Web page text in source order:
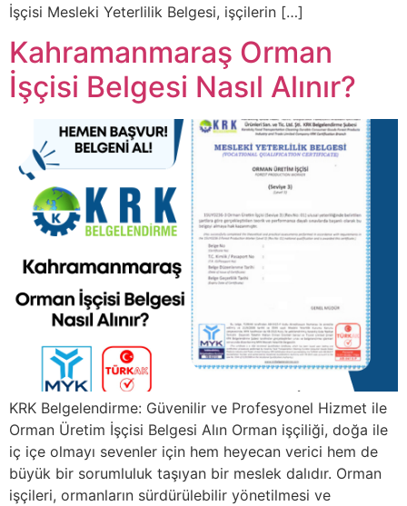
İşçisi Mesleki Yeterlilik Belgesi, işçilerin […]
Kahramanmaraş Orman
İşçisi Belgesi Nasıl Alınır?
KRK Belgelendirme: Güvenilir ve Profesyonel Hizmet ile
Orman Üretim İşçisi Belgesi Alın Orman işçiliği, doğa ile
iç içe olmayı sevenler için hem heyecan verici hem de
büyük bir sorumluluk taşıyan bir meslek dalıdır. Orman
işçileri, ormanların sürdürülebilir yönetilmesi ve